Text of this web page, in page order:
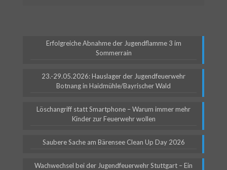
Erfolgreiche Abnahme der Jugendflamme 3 im
Sommerrain
23.-29.05.2026: Hauslager der Jugendfeuerwehr
Botnang in Haidmühle/Bayrischer Wald
Löschangriff statt Smartphone – Warum immer mehr
Kinder zur Feuerwehr wollen
Saubere Sache am Bärensee Clean Up Day 2026
Wachwechsel bei der Jugendfeuerwehr Stuttgart – Ein